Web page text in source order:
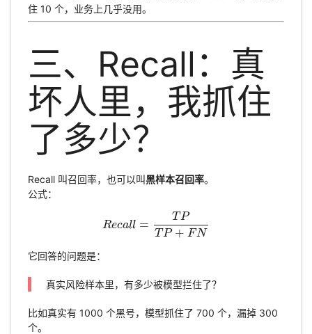
住 10 个，业务上几乎没用。
三、Recall：真
坏人里，我抓住
了多少？
Recall 叫召回率，也可以叫黑样本召回率。
公式：
Recall =
T P
T P + FN
Recall= TPTP+FN
它回答的问题是：
真实风险样本里，有多少被模型拦住了？
比如真实有 1000 个黑号，模型抓住了 700 个，漏掉 300
个。